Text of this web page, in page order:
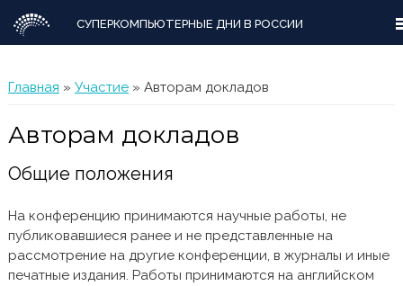
СУПЕРКОМПЬЮТЕРНЫЕ ДНИ В РОССИИ
Вы здесь
Главная » Участие» Авторам докладов
Авторам докладов
Общие положения
На конференцию принимаются научные работы, не
публиковавшиеся ранее и не представленные на
рассмотрение на другие конференции, в журналы и иные
печатные издания. Работы принимаются на английском